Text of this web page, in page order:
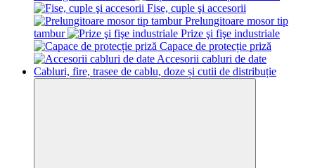
Fise, cuple şi accesorii
Prelungitoare mosor tip
tambur
Prize şi fişe industriale
Capace de protecție priză
Accesorii cabluri de date
Cabluri, fire, trasee de cablu, doze și cutii de distribuție